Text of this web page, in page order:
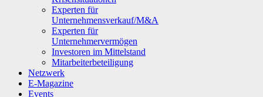
Experten für
Unternehmensverkauf/M&A
Experten für
Unternehmervermögen
Investoren im Mittelstand
Mitarbeiterbeteiligung
Netzwerk
E-Magazine
Events